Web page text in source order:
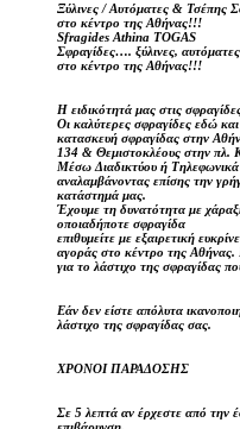
Ξύλινες / Αυτόματες & Τσέπης
στο κέντρο της Αθήνας!!!
Sfragides Athina TOGAS
Σφραγίδες…. ξύλινες,
στο κέντρο της Αθήνας!!!
Η ειδικότητά μας στις
Οι καλύτερες σφραγίδες εδώ
κατασκευή σφραγίδας στην
134 & Θεμιστοκλέους στην πλ.
Μέσω Διαδικτύου ή Τηλεφωνικά
αναλαμβάνοντας επίσης την
κατάστημά μας.
Έχουμε τη δυνατότητα με
οποιαδήποτε σφραγίδα
επιθυμείτε με εξαιρετική
αγοράς στο κέντρο της
για το λάστιχο της σφραγίδας
Εάν δεν είστε απόλυτα
λάστιχο της σφραγίδας σας.
ΧΡΟΝΟΙ ΠΑΡΑΔΟΣΗΣ
Σε 5 λεπτά αν έρχεστε από την